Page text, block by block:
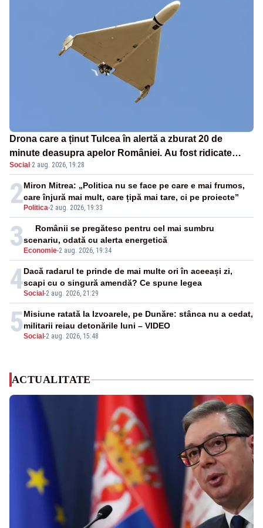
Drona care a ținut Tulcea în alertă a zburat 20 de
minute deasupra apelor României. Au fost ridicate
două F-16
Social ·2 aug. 2026, 19:28
2 Politica-2 aug. 2026, 19:33
Miron Mitrea: „Politica nu se face pe care e mai frumos,
care înjură mai mult, care țipă mai tare, ci pe proiecte”
3 Economie-2 aug. 2026, 19:34
Românii se pregătesc pentru cel mai sumbru
scenariu, odată cu alerta energetică
4Social -2 aug. 2026, 21:29
Dacă radarul te prinde de mai multe ori în aceeași zi,
scapi cu o singură amendă? Ce spune legea
5Social -2 aug. 2026, 15:48
Misiune ratată la Izvoarele, pe Dunăre: stânca nu a cedat,
militarii reiau detonările luni – VIDEO
ACTUALITATE